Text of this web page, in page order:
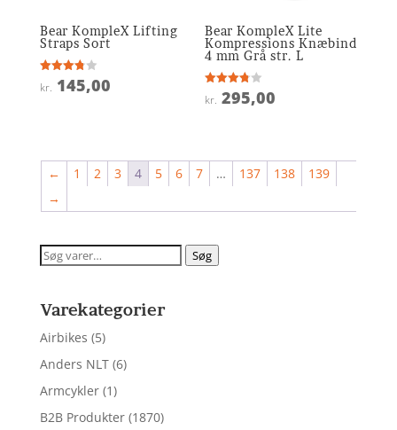
Bear KompleX Lifting
Straps Sort
Vurderet
3.8
kr. 145,00
Bear KompleX Lite
Kompressions Knæbind
4 mm Grå str. L
Vurderet
3.8
kr. 295,00
← 1 2 3 4 5 6 7 … 137 138
139
→
Søg
Søg
Varekategorier
Airbikes (5)
Anders NLT (6)
Armcykler (1)
B2B Produkter (1870)